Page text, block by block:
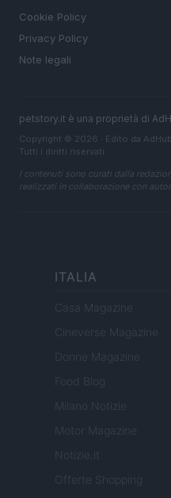
Cookie Policy
Privacy Policy
Note legali
petstory.it è una proprietà di
Copyright © 2026 · Edito da
Tutti i diritti riservati
I contenuti sono curati dalla
realizzati in collaborazione con
ITALIA
Casa Magazine
Cineverse Magazine
Donne Magazine
Food Blog
Milano Notizie
Motor Magazine
Notizie.it
Offerte Shopping